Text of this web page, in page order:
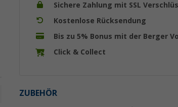
Sichere Zahlung mit SSL
Kostenlose Rücksendung
Bis zu 5% Bonus mit der Berger
Click & Collect
ZUBEHÖR